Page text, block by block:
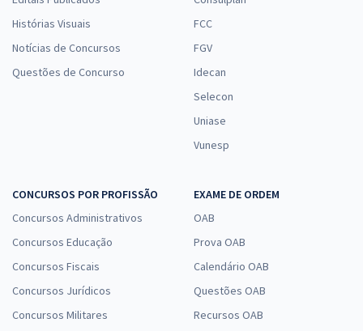
Histórias Visuais
Notícias de Concursos
Questões de Concurso
FCC
FGV
Idecan
Selecon
Uniase
Vunesp
CONCURSOS POR PROFISSÃO
Concursos Administrativos
Concursos Educação
Concursos Fiscais
Concursos Jurídicos
Concursos Militares
EXAME DE ORDEM
OAB
Prova OAB
Calendário OAB
Questões OAB
Recursos OAB